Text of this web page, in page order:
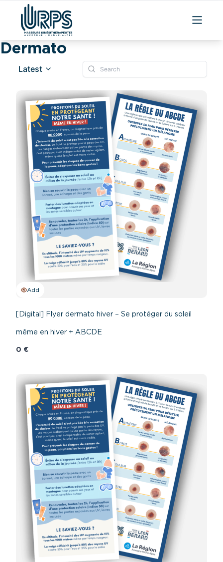
Dermato
Latest
Add
[Digital] Flyer dermato hiver – Se protéger du soleil
même en hiver + ABCDE
0 €